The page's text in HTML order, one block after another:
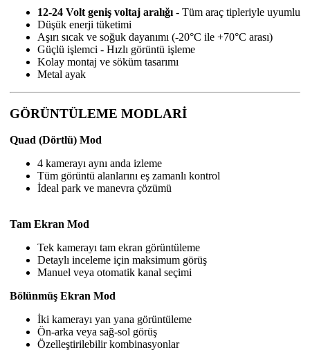
12-24 Volt geniş voltaj aralığı - Tüm araç tipleriyle uyumlu
Düşük enerji tüketimi
Aşırı sıcak ve soğuk dayanımı (-20°C ile +70°C arası)
Güçlü işlemci - Hızlı görüntü işleme
Kolay montaj ve söküm tasarımı
Metal ayak
GÖRÜNTÜLEME MODLARİ
Quad (Dörtlü) Mod
4 kamerayı aynı anda izleme
Tüm görüntü alanlarını eş zamanlı kontrol
İdeal park ve manevra çözümü
Tam Ekran Mod
Tek kamerayı tam ekran görüntüleme
Detaylı inceleme için maksimum görüş
Manuel veya otomatik kanal seçimi
Bölünmüş Ekran Mod
İki kamerayı yan yana görüntüleme
Ön-arka veya sağ-sol görüş
Özelleştirilebilir kombinasyonlar